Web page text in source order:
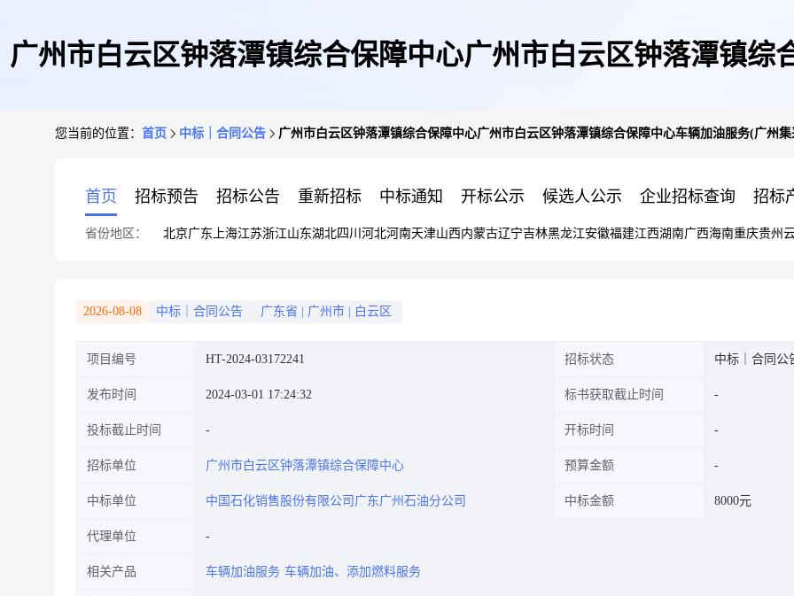
广州市白云区钟落潭镇综合保障中心广州市白云区钟落潭镇综
您当前的位置： 首页 中标｜合同公告 广州市白云区钟落潭镇综合保障中心广州市白云区钟落潭镇综合保障中心车辆加油服务(广州
首页 招标预告 招标公告 重新招标 中标通知 开标公示 候选人公示 企业招标查询 招标
省份地区： 北京广东 上海江苏浙江山东湖北四川 河北河南天津山西内蒙古辽宁吉林黑龙江安徽福建江西湖南广西海南重庆贵州
2026-08-08 中标｜合同公告 广东省 广州市 白云区
项目编号 HT-2024-03172241 招标状态 中标｜合同公
发布时间 2024-03-01 17:24:32 标书获取截止时间
投标截止时间 开标时间
招标单位 广州市白云区钟落潭镇综合保障中心 预算金额
中标单位 中国石化销售股份有限公司广东广州石油分公司 中标金额 8000元
代理单位
相关产品 车辆加油服务 车辆加油、添加燃料服务